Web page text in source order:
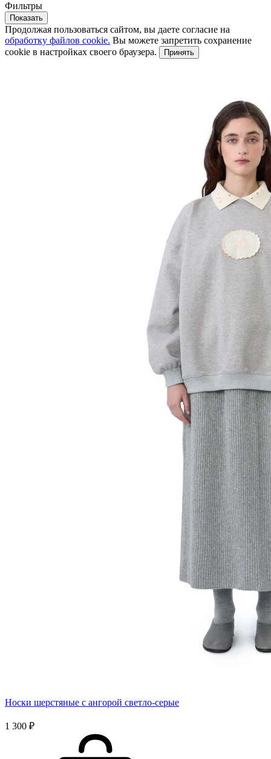
Фильтры
Показать
Продолжая пользоваться сайтом, вы даете согласие на
обработку файлов cookie. Вы можете запретить сохранение
cookie в настройках своего браузера.
Принять
Носки шерстяные с ангорой светло-серые
1 300 ₽